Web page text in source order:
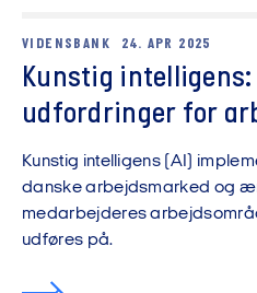
VIDENSBANK 24. APR 2025
Kunstig intelligens:
udfordringer for
Kunstig intelligens (AI)
danske arbejdsmarked og
medarbejderes
udføres på.